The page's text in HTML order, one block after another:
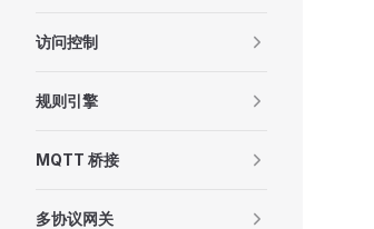
访问控制
规则引擎
MQTT 桥接
多协议网关